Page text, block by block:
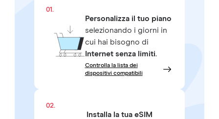
01.
Personalizza il tuo piano
selezionando i giorni in
cui hai bisogno di
Internet senza limiti.
Controlla la lista dei
dispositivi compatibili
02.
Installa la tua eSIM